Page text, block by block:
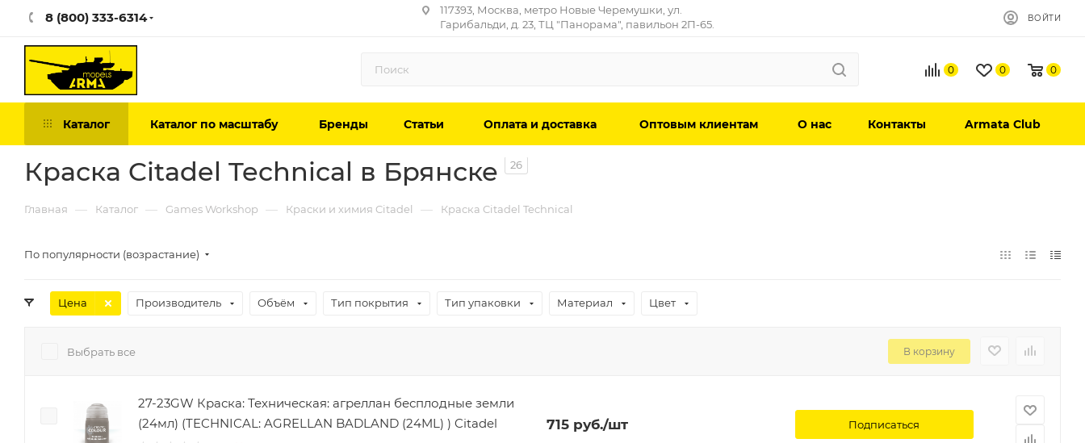
8 (800) 333-6314
117393, Москва, метро Новые Черемушки, ул.
Гарибальди, д. 23, ТЦ "Панорама", павильон 2П-65.
ВОЙТИ
0 0 0
Каталог Каталог по масштабу Бренды Статьи Оплата и доставка Оптовым клиентам О нас Контакты Armata Club
Краска Citadel Technical в Брянске 26
Главная — Каталог — Games Workshop — Краски и химия Citadel — Краска Citadel Technical
По популярности (возрастание)
Цена Производитель Объём Тип покрытия Тип упаковки Материал Цвет
Выбрать все В корзину
27-23GW Краска: Техническая: агреллан бесплодные земли
(24мл) (TECHNICAL: AGRELLAN BADLAND (24ML) ) Citadel
715руб./шт Подписаться